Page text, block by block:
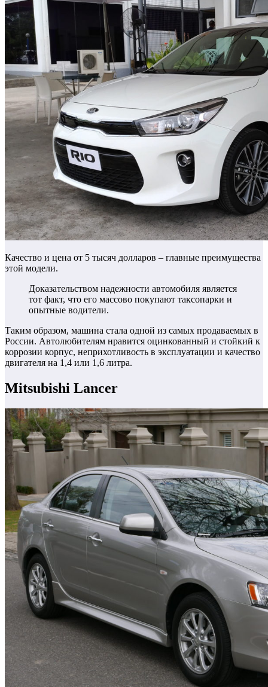
Качество и цена от 5 тысяч долларов – главные преимущества
этой модели.
Доказательством надежности автомобиля является
тот факт, что его массово покупают таксопарки и
опытные водители.
Таким образом, машина стала одной из самых продаваемых в
России. Автолюбителям нравится оцинкованный и стойкий к
коррозии корпус, неприхотливость в эксплуатации и качество
двигателя на 1,4 или 1,6 литра.
Mitsubishi Lancer